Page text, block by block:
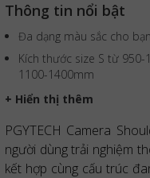
Thông tin nổi bật
Đa dạng màu sắc cho
Kích thước size S từ
1100-1400mm
+ Hiển thị thêm
PGYTECH Camera
người dùng trải nghiệm
kết hợp cùng cấu trúc